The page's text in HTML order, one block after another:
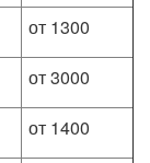
от 1300
от 3000
от 1400